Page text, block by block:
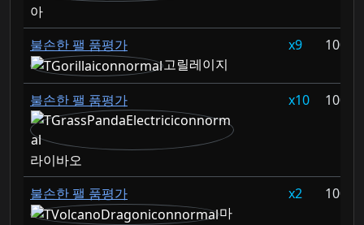
아
불손한 팰 품평가
고릴레이지
9 100%
불손한 팰 품평가
라이바오
10 100%
불손한 팰 품평가
마
2 100%